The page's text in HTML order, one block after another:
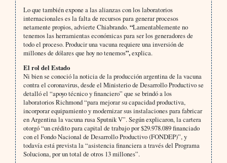
Lo que también expone a las alianzas con los laboratorios
internacionales es la falta de recursos para generar procesos
netamente propios, advierte Chiabrando.“Lamentablemente no
tenemos las herramientas económicas para ser los generadores de
todo el proceso. Producir una vacuna requiere una inversión de
millones de dólares que hoy no tenemos”,explica.
El rol del Estado
Ni bien se conoció la noticia de la producción argentina de la vacuna
contra el coronavirus, desde el Ministerio de Desarrollo Productivo se
detalló el “apoyo técnico y financiero” que se brindó a los
laboratorios Richmond “para mejorar su capacidad productiva,
incorporar equipamiento y modernizar sus instalaciones para fabricar
en Argentina la vacuna rusa Sputnik V”. Según explicaron, la cartera
otorgó “un crédito para capital de trabajo por $29.978.089 financiado
con el Fondo Nacional de Desarrollo Productivo (FONDEP)”, y
todavía está prevista la “asistencia financiera a través del Programa
Soluciona, por un total de otros 13 millones”.